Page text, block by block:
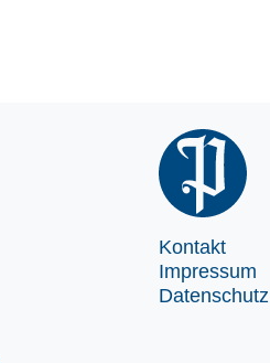
Kontakt
Impressum
Datenschutz